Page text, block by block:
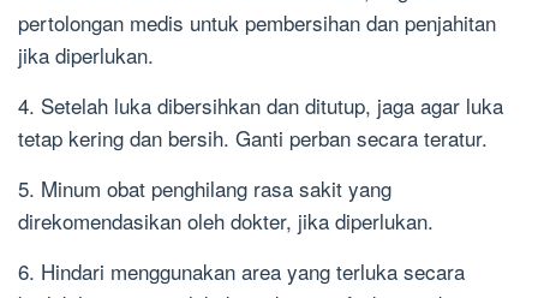
pertolongan medis untuk pembersihan dan penjahitan
jika diperlukan.
4. Setelah luka dibersihkan dan ditutup, jaga agar luka
tetap kering dan bersih. Ganti perban secara teratur.
5. Minum obat penghilang rasa sakit yang
direkomendasikan oleh dokter, jika diperlukan.
6. Hindari menggunakan area yang terluka secara